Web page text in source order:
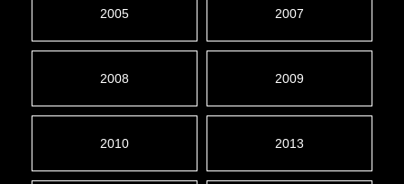
2005 2007
2008 2009
2010 2013